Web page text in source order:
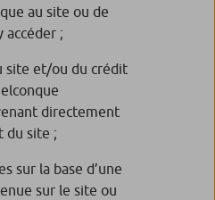
au site ou de
accéder ;
site et/ou du crédit
directement
du site ;
sur la base d’une
sur le site ou